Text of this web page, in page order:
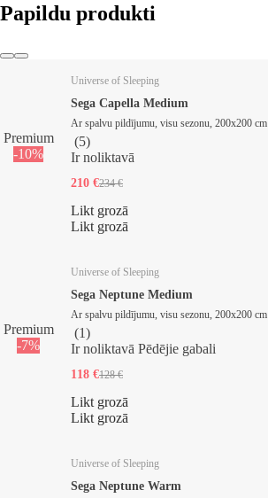
Papildu produkti
Premium
-10%
Universe of Sleeping
Sega Capella Medium
Ar spalvu pildījumu, visu sezonu, 200x200 cm
(5)
Ir noliktavā
210 €234 €
Likt grozā
Likt grozā
Premium
-7%
Universe of Sleeping
Sega Neptune Medium
Ar spalvu pildījumu, visu sezonu, 200x200 cm
(1)
Ir noliktavā Pēdējie gabali
118 €128 €
Likt grozā
Likt grozā
Universe of Sleeping
Sega Neptune Warm